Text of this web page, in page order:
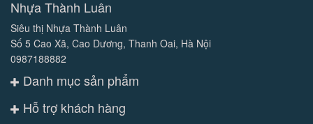
Nhựa Thành Luân
Siêu thị Nhựa Thành Luân
Số 5 Cao Xã, Cao Dương, Thanh Oai, Hà Nội
0987188882
Danh mục sản phẩm
Hỗ trợ khách hàng